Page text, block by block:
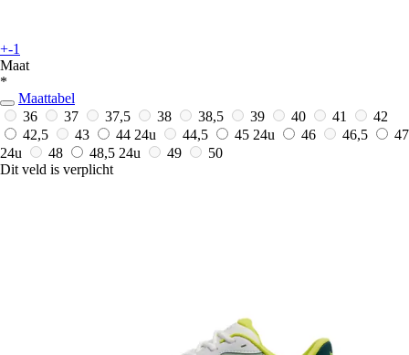
+-1
Maat
*
Maattabel
36
37 37,5 38 38,5 39 40 41
42
42,5
43 44 24u 44,5 45 24u 46 46,5
47
24u
48 48,5 24u 49
50
Dit veld is verplicht